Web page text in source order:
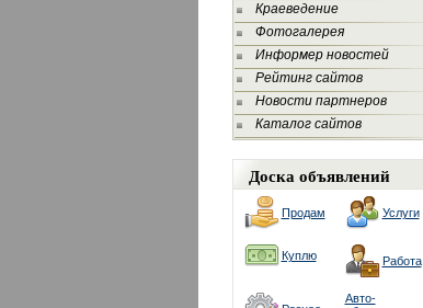
Краеведение
Фотогалерея
Информер новостей
Рейтинг сайтов
Новости партнеров
Каталог сайтов
Доска объявлений
Продам Услуги
Куплю Работа
Авто-